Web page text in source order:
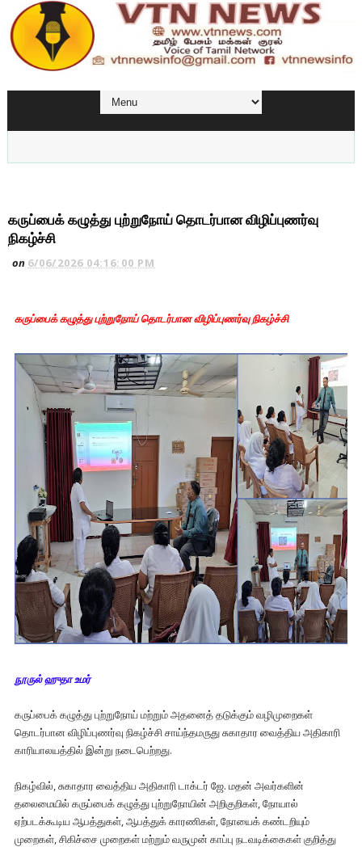
கருப்பைக் கழுத்து புற்றுநோய் தொடர்பான விழிப்புணர்வு
நிகழ்ச்சி
on 6/06/2026 04:16:00 PM
கருப்பைக் கழுத்து புற்றுநோய் தொடர்பான விழிப்புணர்வு நிகழ்ச்சி
நூருல் ஹுதா உமர்
கருப்பைக் கழுத்து புற்றுநோய் மற்றும் அதனைத் தடுக்கும் வழிமுறைகள்
தொடர்பான விழிப்புணர்வு நிகழ்ச்சி சாய்ந்தமருது சுகாதார வைத்திய அதிகாரி
காரியாலயத்தில் இன்று நடைபெற்றது.
நிகழ்வில், சுகாதார வைத்திய அதிகாரி டாக்டர் ஜே. மதன் அவர்களின்
தலைமையில் கருப்பைக் கழுத்து புற்றுநோயின் அறிகுறிகள், நோயால்
ஏற்படக்கூடிய ஆபத்துகள், ஆபத்துக் காரணிகள், நோயைக் கண்டறியும்
முறைகள், சிகிச்சை முறைகள் மற்றும் வருமுன் காப்பு நடவடிக்கைகள் குறித்து